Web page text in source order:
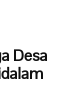
Desa